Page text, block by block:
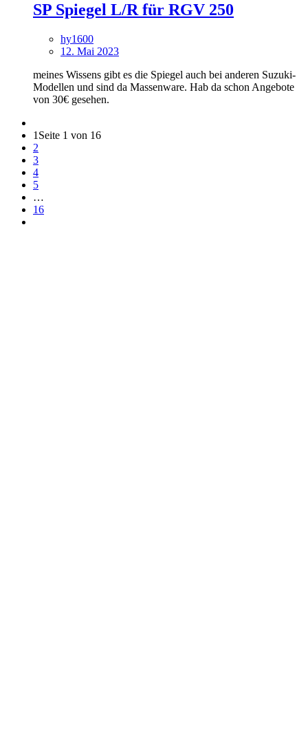
SP Spiegel L/R für RGV 250
hy1600
12. Mai 2023
meines Wissens gibt es die Spiegel auch bei anderen Suzuki-
Modellen und sind da Massenware. Hab da schon Angebote
von 30€ gesehen.
1 Seite 1 von 16
2
3
4
5
…
16